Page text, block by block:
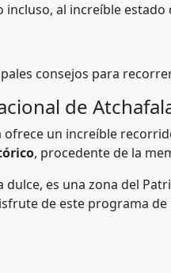
incluso, al increíble estado
consejos para
de
un increíble
, procedente de la
dulce, es una zona del
de este programa